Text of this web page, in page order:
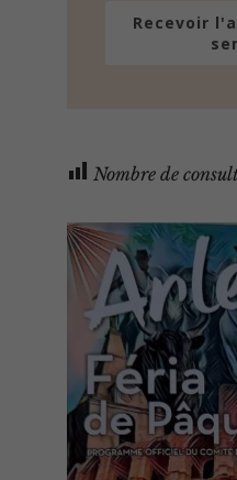
Recevoir
Nombre de